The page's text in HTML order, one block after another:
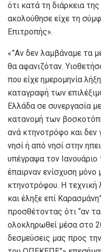
ότι κατά τη διάρκεια
ακολούθησε είχε τη
Επιτροπής».
«”Αν δεν λαμβάναμε τα
θα αφανιζόταν.
που είχε ημερομηνία
καταγραφή των
Ελλάδα σε συνεργασία
κατανομή των
ανά κτηνοτρόφο και δεν
νησί ή από νησί στην
υπέγραψα τον
έπαιρναν ενίσχυση
κτηνοτρόφου. Η τεχνική
και έληξε επί
προσθέτοντας ότι “αν τα
ολοκληρωθεί μέσα στο
δεσμεύσεις μας προς